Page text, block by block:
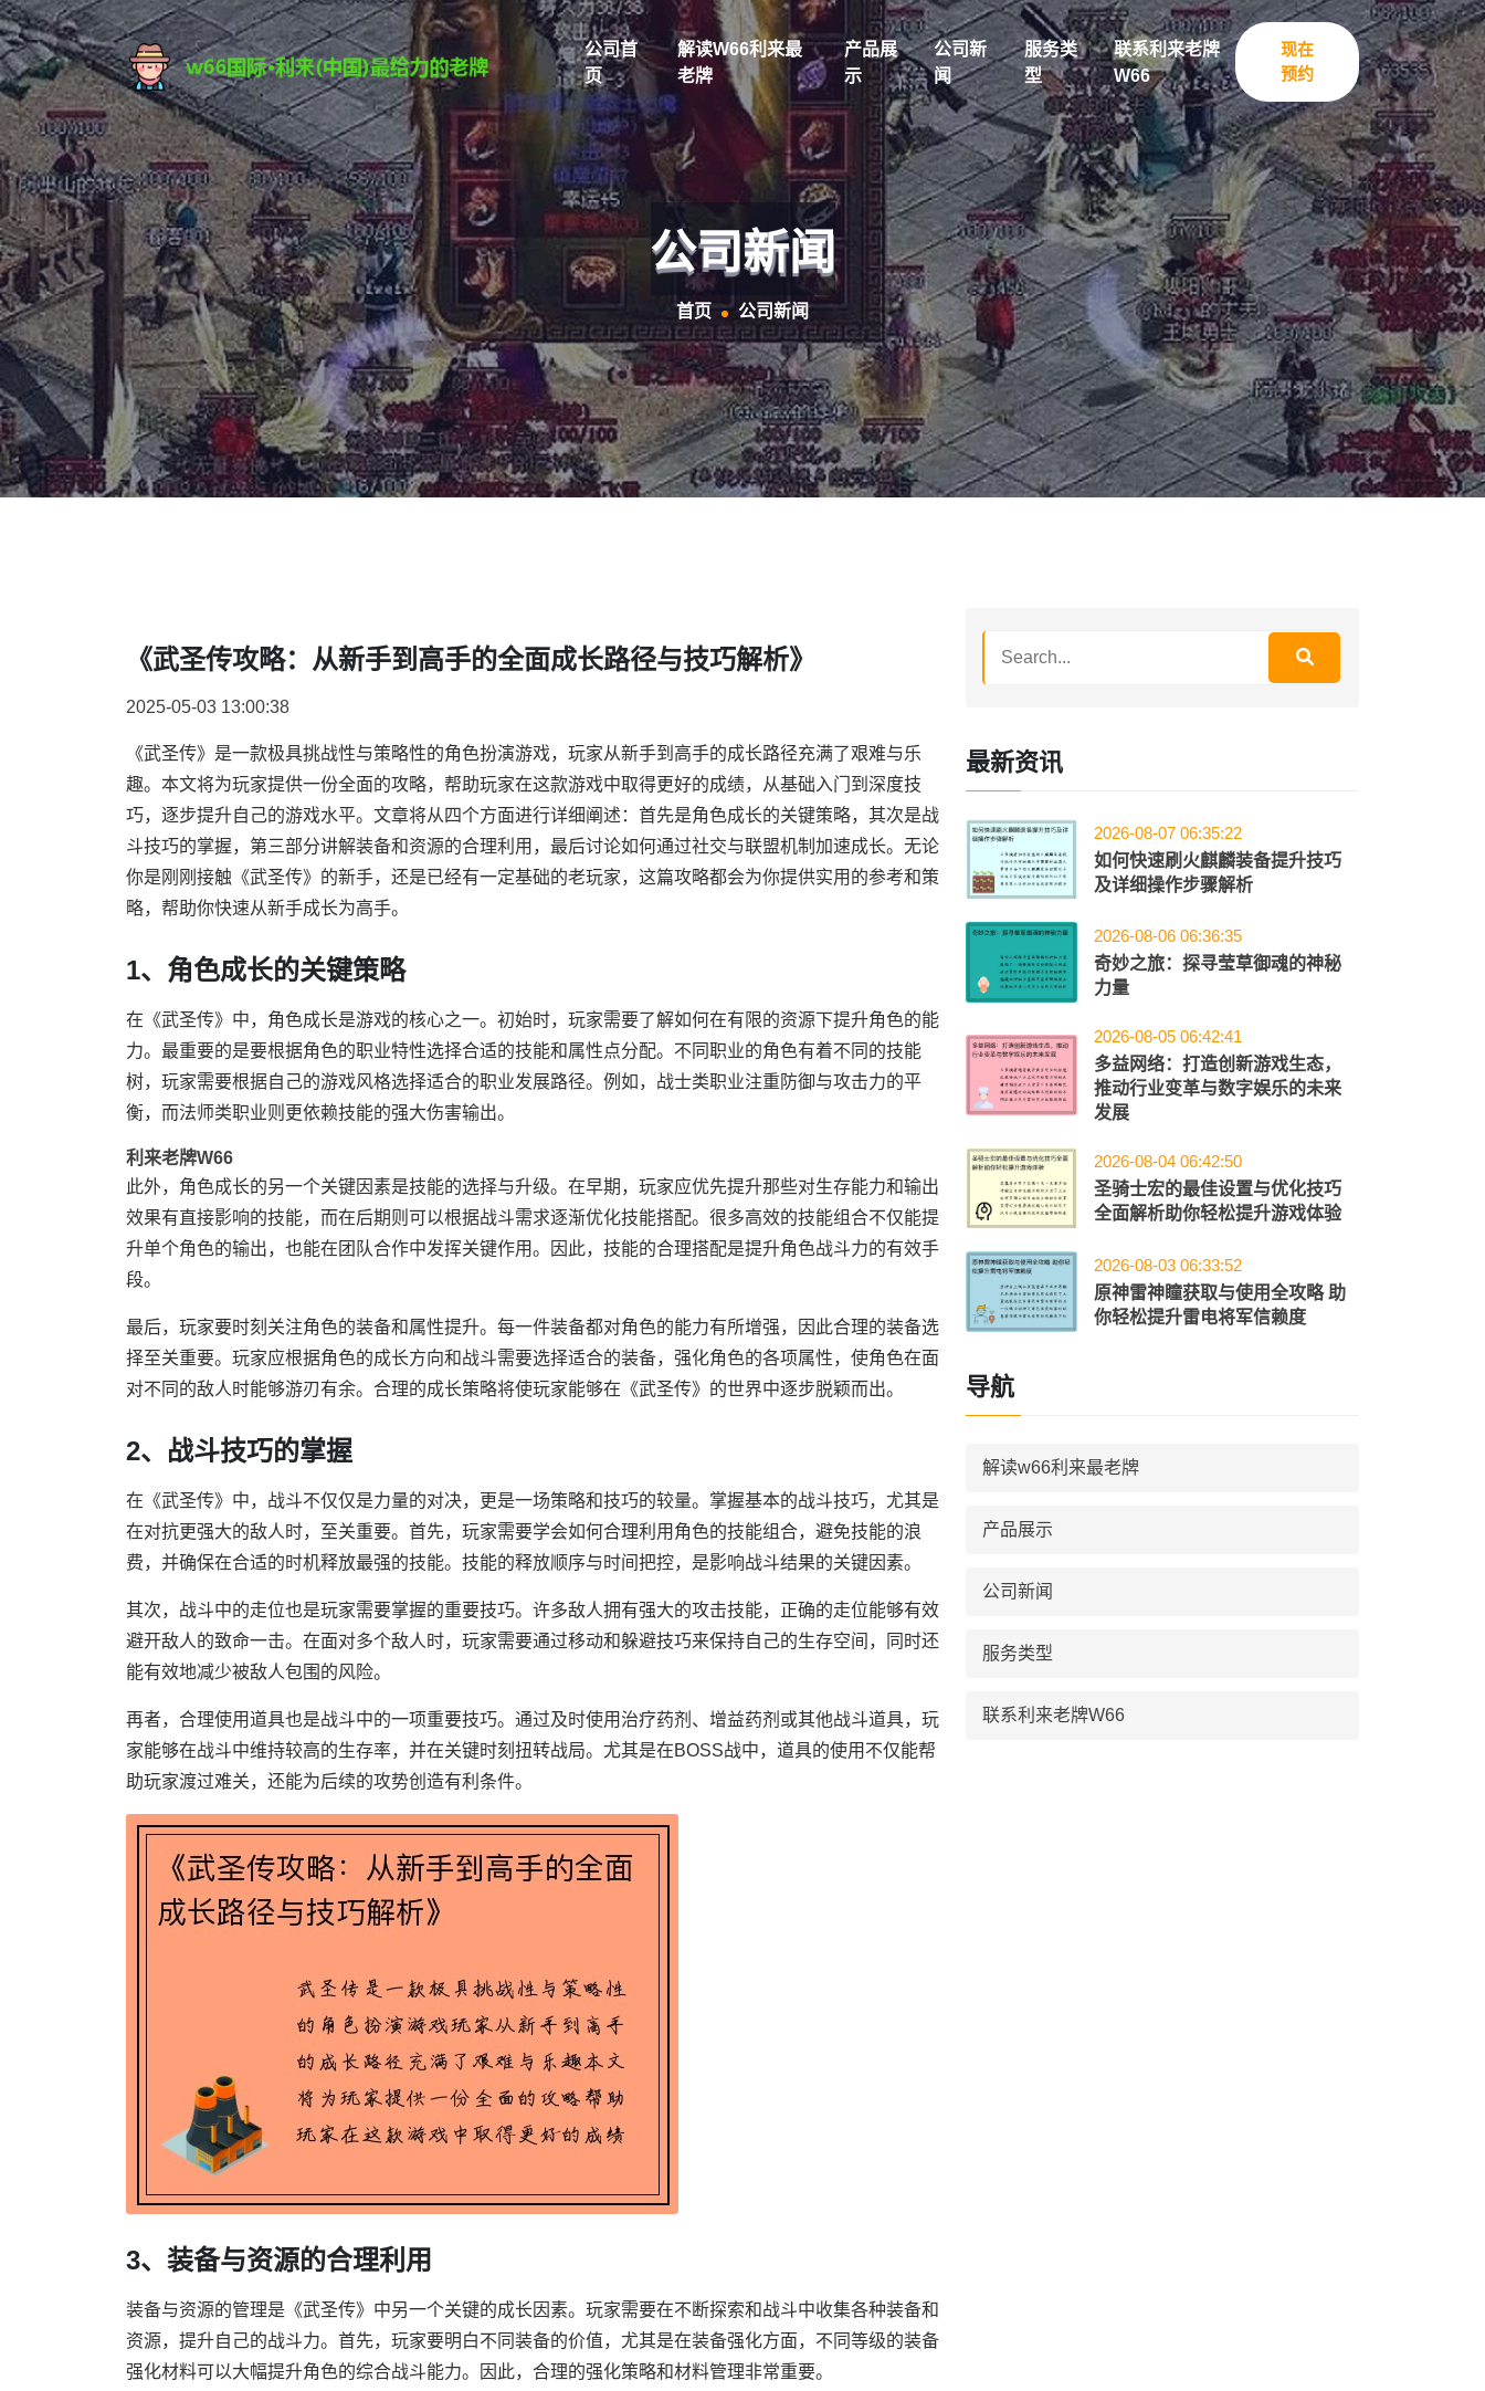
公司首
页
解读w66利来最
老牌
产品展
示
公司新
闻
服务类
型
联系利来老牌
W66
现在
预约
公司新闻
首页 公司新闻
《武圣传攻略：从新手到高手的全面成长路径与技巧解析》
2025-05-03 13:00:38
《武圣传》是一款极具挑战性与策略性的角色扮演游戏，玩家从新手到高手的成长路径充满了艰难与乐
趣。本文将为玩家提供一份全面的攻略，帮助玩家在这款游戏中取得更好的成绩，从基础入门到深度技
巧，逐步提升自己的游戏水平。文章将从四个方面进行详细阐述：首先是角色成长的关键策略，其次是战
斗技巧的掌握，第三部分讲解装备和资源的合理利用，最后讨论如何通过社交与联盟机制加速成长。无论
你是刚刚接触《武圣传》的新手，还是已经有一定基础的老玩家，这篇攻略都会为你提供实用的参考和策
略，帮助你快速从新手成长为高手。
1、角色成长的关键策略
在《武圣传》中，角色成长是游戏的核心之一。初始时，玩家需要了解如何在有限的资源下提升角色的能
力。最重要的是要根据角色的职业特性选择合适的技能和属性点分配。不同职业的角色有着不同的技能
树，玩家需要根据自己的游戏风格选择适合的职业发展路径。例如，战士类职业注重防御与攻击力的平
衡，而法师类职业则更依赖技能的强大伤害输出。
利来老牌W66
此外，角色成长的另一个关键因素是技能的选择与升级。在早期，玩家应优先提升那些对生存能力和输出
效果有直接影响的技能，而在后期则可以根据战斗需求逐渐优化技能搭配。很多高效的技能组合不仅能提
升单个角色的输出，也能在团队合作中发挥关键作用。因此，技能的合理搭配是提升角色战斗力的有效手
段。
最后，玩家要时刻关注角色的装备和属性提升。每一件装备都对角色的能力有所增强，因此合理的装备选
择至关重要。玩家应根据角色的成长方向和战斗需要选择适合的装备，强化角色的各项属性，使角色在面
对不同的敌人时能够游刃有余。合理的成长策略将使玩家能够在《武圣传》的世界中逐步脱颖而出。
2、战斗技巧的掌握
在《武圣传》中，战斗不仅仅是力量的对决，更是一场策略和技巧的较量。掌握基本的战斗技巧，尤其是
在对抗更强大的敌人时，至关重要。首先，玩家需要学会如何合理利用角色的技能组合，避免技能的浪
费，并确保在合适的时机释放最强的技能。技能的释放顺序与时间把控，是影响战斗结果的关键因素。
其次，战斗中的走位也是玩家需要掌握的重要技巧。许多敌人拥有强大的攻击技能，正确的走位能够有效
避开敌人的致命一击。在面对多个敌人时，玩家需要通过移动和躲避技巧来保持自己的生存空间，同时还
能有效地减少被敌人包围的风险。
再者，合理使用道具也是战斗中的一项重要技巧。通过及时使用治疗药剂、增益药剂或其他战斗道具，玩
家能够在战斗中维持较高的生存率，并在关键时刻扭转战局。尤其是在BOSS战中，道具的使用不仅能帮
助玩家渡过难关，还能为后续的攻势创造有利条件。
3、装备与资源的合理利用
装备与资源的管理是《武圣传》中另一个关键的成长因素。玩家需要在不断探索和战斗中收集各种装备和
资源，提升自己的战斗力。首先，玩家要明白不同装备的价值，尤其是在装备强化方面，不同等级的装备
强化材料可以大幅提升角色的综合战斗能力。因此，合理的强化策略和材料管理非常重要。
最新资讯
2026-08-07 06:35:22
如何快速刷火麒麟装备提升技巧
及详细操作步骤解析
2026-08-06 06:36:35
奇妙之旅：探寻莹草御魂的神秘
力量
2026-08-05 06:42:41
多益网络：打造创新游戏生态，
推动行业变革与数字娱乐的未来
发展
2026-08-04 06:42:50
圣骑士宏的最佳设置与优化技巧
全面解析助你轻松提升游戏体验
2026-08-03 06:33:52
原神雷神瞳获取与使用全攻略 助
你轻松提升雷电将军信赖度
导航
解读w66利来最老牌
产品展示
公司新闻
服务类型
联系利来老牌W66